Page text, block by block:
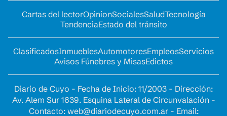
Cartas del lectorOpinionSocialesSaludTecnología
TendenciaEstado del tránsito
ClasificadosInmueblesAutomotoresEmpleosServicios
Avisos Fúnebres y MisasEdictos
Diario de Cuyo - Fecha de Inicio: 11/2003 - Dirección:
Av. Alem Sur 1639. Esquina Lateral de Circunvalación -
Contacto: web@diariodecuyo.com.ar- Email: